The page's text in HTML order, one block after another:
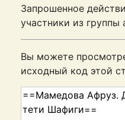
Запрошенное
участники из группы
Вы можете
исходный код этой